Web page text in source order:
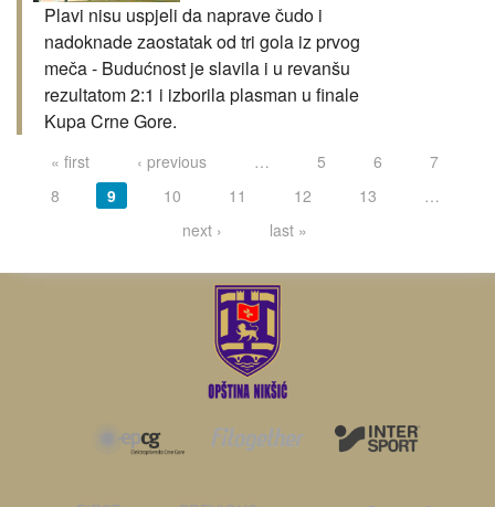
Plavi nisu uspjeli da naprave čudo i
nadoknade zaostatak od tri gola iz prvog
meča - Budućnost je slavila i u revanšu
rezultatom 2:1 i izborila plasman u finale
Kupa Crne Gore.
« first ‹ previous … 5 6
7
8
9 10 11 12 13
…
next ›
last »